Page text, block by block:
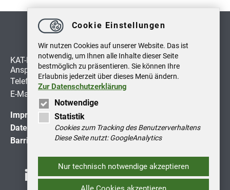
KAT-Netzwerk
Ansprechpartner: Hagen Fehse
Telefon:+49 391 8864527
E-Mail:
Impressum
Datenschutzerklärung
Barrierefreiheitserklärung
Cookie Einstellungen
Wir nutzen Cookies auf unserer Website. Das ist
notwendig, um Ihnen alle Inhalte dieser Seite
bestmöglich zu präsentieren. Sie können Ihre
Erlaubnis jederzeit über dieses Menü ändern.
Zur Datenschutzerklärung
Notwendige
Statistik
Cookies zum Tracking des Benutzerverhaltens
Diese Seite nutzt: GoogleAnalytics
Nur technisch notwendige akzeptieren